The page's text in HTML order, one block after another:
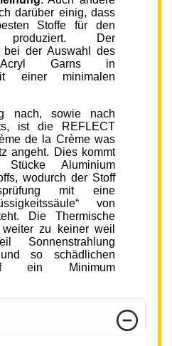
darüber einig, dass
Stoffe für den
produziert. Der
bei der Auswahl des
Acryl Garns in
einer minimalen
nach, sowie nach
ist die REFLECT
de la Crème was
angeht. Dies kommt
Aluminium
wodurch der Stoff
mit eine
von
Die Thermische
zu keiner weil
Sonnenstrahlung
so schädlichen
ein Minimum